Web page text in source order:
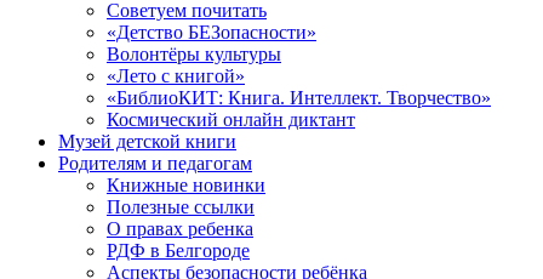
Советуем почитать
«Детство БЕЗопасности»
Волонтёры культуры
«Лето с книгой»
«БиблиоКИТ: Книга. Интеллект. Творчество»
Космический онлайн диктант
Музей детской книги
Родителям и педагогам
Книжные новинки
Полезные ссылки
О правах ребенка
РДФ в Белгороде
Аспекты безопасности ребёнка